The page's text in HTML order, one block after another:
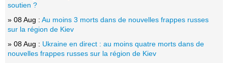
soutien ?
» 08 Aug : Au moins 3 morts dans de nouvelles frappes russes
sur la région de Kiev
» 08 Aug : Ukraine en direct : au moins quatre morts dans de
nouvelles frappes russes sur la région de Kiev